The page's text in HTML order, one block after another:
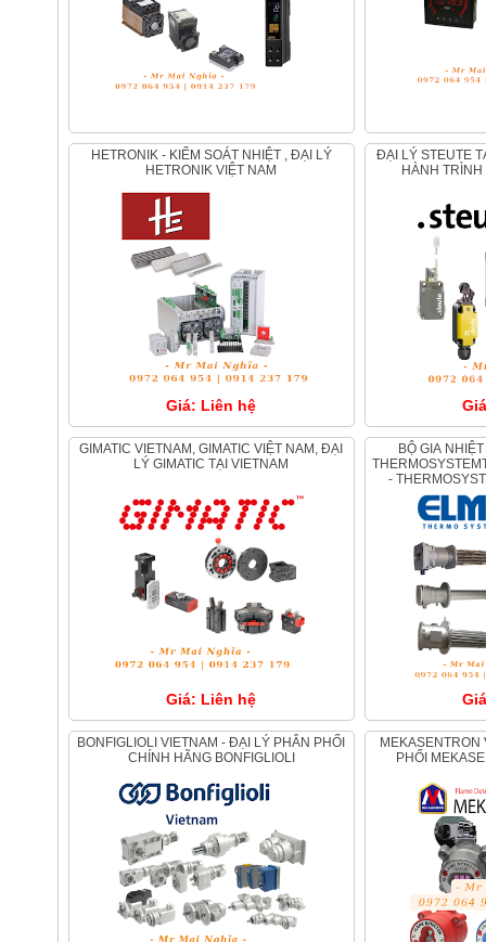
HETRONIK - KIỂM SOÁT NHIỆT , ĐẠI LÝ
HETRONIK VIỆT NAM
Giá: Liên hệ
ĐẠI LÝ STEUTE TẠI VIỆT NAM - CÔNG TẮC
HÀNH
GIMATIC VIETNAM, GIMATIC VIỆT NAM, ĐẠI
LÝ GIMATIC TẠI VIETNAM
Giá: Liên hệ
BỘ GIA NHIỆT - MÁY SƯỞI ELMESS
-
BONFIGLIOLI VIETNAM - ĐẠI LÝ PHÂN PHỐI
CHÍNH HÃNG BONFIGLIOLI
MEKASENTRON VIỆT NAM , ĐẠI LÝ PHÂN
PHỐI